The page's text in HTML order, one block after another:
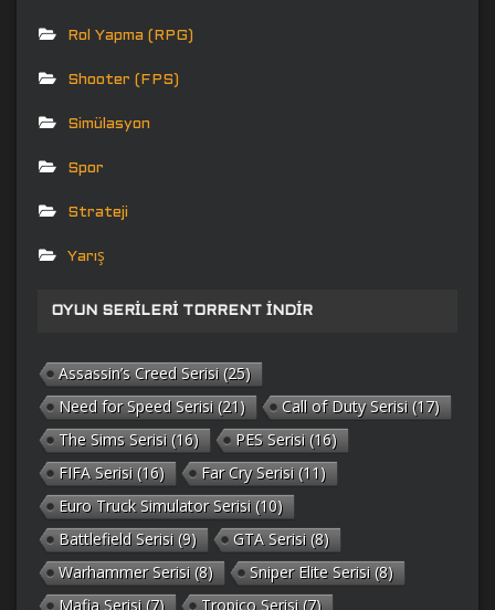
Rol Yapma (RPG)
Shooter (FPS)
Simülasyon
Spor
Strateji
Yarış
OYUN SERILERI TORRENT İNDIR
Assassin’s Creed Serisi (25)
Need for Speed Serisi (21) Call of Duty Serisi (17)
The Sims Serisi (16) PES Serisi (16)
FIFA Serisi (16) Far Cry Serisi (11)
Euro Truck Simulator Serisi (10)
Battlefield Serisi (9) GTA Serisi (8)
Warhammer Serisi (8) Sniper Elite Serisi (8)
Mafia Serisi (7) Tropico Serisi (7)